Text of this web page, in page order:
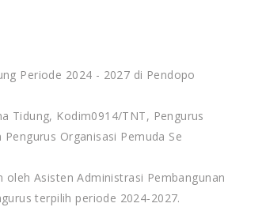
Periode 2024 - 2027 di Pendopo
Tidung, Kodim0914/TNT, Pengurus
Organisasi Pemuda Se
Asisten Administrasi Pembangunan
terpilih periode 2024-2027.